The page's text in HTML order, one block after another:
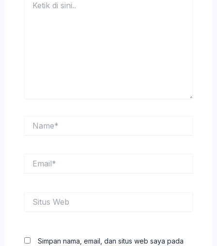
Web
Simpan nama, email, dan situs web saya pada